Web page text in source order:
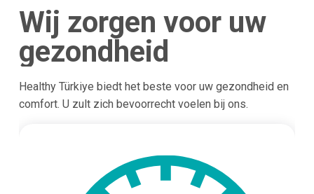
Wij zorgen voor uw
gezondheid
Healthy Türkiye biedt het beste voor uw gezondheid en
comfort. U zult zich bevoorrecht voelen bij ons.